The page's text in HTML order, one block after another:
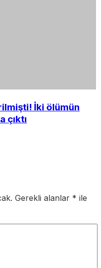
İki ölümün
çıktı
Gerekli alanlar * ile